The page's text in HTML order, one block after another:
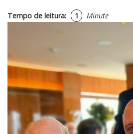
Tempo de leitura: 1 Minute